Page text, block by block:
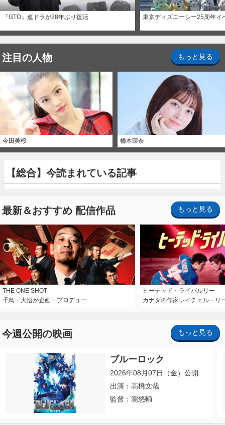
『GTO』連ドラが28年ぶり復活 東京ディズニーシー25周年イ
注目の人物 もっと見る
今田美桜 橋本環奈
【総合】今読まれている記事
最新＆おすすめ 配信作品 もっと見る
THE ONE SHOT
千鳥・大悟が企画・プロデュー…
ヒーテッド・ライバルリー
カナダの作家レイチェル・リ
今週公開の映画 もっと見る
ブルーロック
2026年08月07日（金）公開
出演：高橋文哉
監督：瀧悠輔